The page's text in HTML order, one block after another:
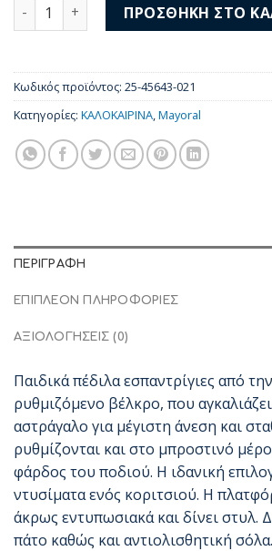
Mayoral Πέδιλα Εσπαντρίγιες 25-
ΠΡΟΣΘΉΚΗ ΣΤΟ
Κωδικός προϊόντος: 25-45643-021
Κατηγορίες: ΚΑΛΟΚΑΙΡΙΝΑ Mayoral
ΠΕΡΙΓΡΑΦΉ
ΕΠΙΠΛΈΟΝ ΠΛΗΡΟΦΟΡΊΕΣ
ΑΞΙΟΛΟΓΉΣΕΙΣ (0)
Παιδικά πέδιλα εσπαντρίγιες από
ρυθμιζόμενο βέλκρο, που
αστράγαλο για μέγιστη άνεση και
ρυθμίζονται και στο μπροστινό
φάρδος του ποδιού. Η ιδανική
ντυσίματα ενός κοριτσιού. Η
άκρως εντυπωσιακά και δίνει στυλ.
πάτο καθώς και αντιολισθητική σόλα.